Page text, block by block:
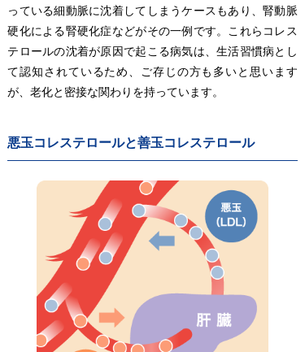
っている細動脈に沈着してしまうケースもあり、腎動脈
硬化による腎硬化症などがその一例です。これらコレス
テロールの沈着が原因で起こる病気は、生活習慣病とし
て認知されているため、ご存じの方も多いと思います
が、老化と密接な関わりを持っています。
悪玉コレステロールと善玉コレステロール